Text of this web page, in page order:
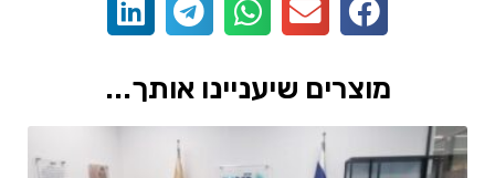
מוצרים שיעניינו אותך...